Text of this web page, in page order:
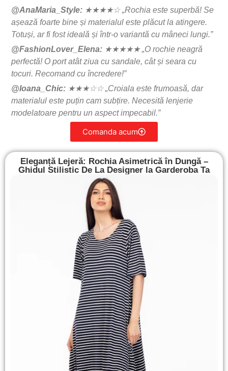
@AnaMaria_Style: ★★★★☆ „Rochia este superbă! Se
așează foarte bine și materialul este plăcut la atingere.
Totuși, ar fi fost ideală și într-o variantă cu mâneci lungi.”
@FashionLover_Elena: ★★★★★ „O rochie neagră
perfectă! O port atât ziua cu sandale, cât și seara cu
tocuri. Recomand cu încredere!”
@Ioana_Chic: ★★★☆☆ „Croiala este frumoasă, dar
materialul este puțin cam subțire. Necesită lenjerie
modelatoare pentru un aspect impecabil.”
Comanda acum
Eleganță Lejeră: Rochia Asimetrică în Dungă –
Ghidul Stilistic De La Designer la Garderoba Ta